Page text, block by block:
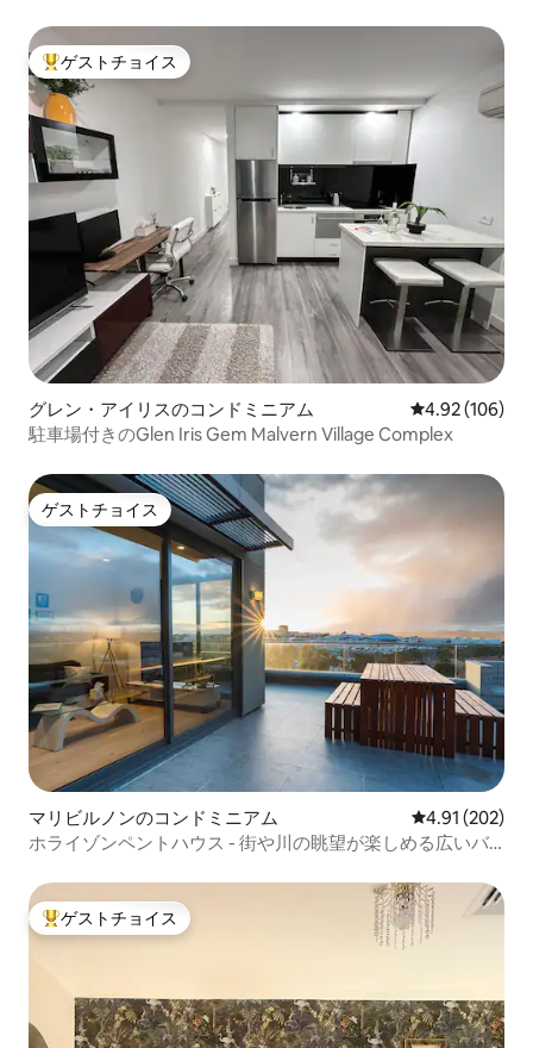
大好評のゲストチョイスです。
ゲストチョイス
グレン・アイリスのコンドミニアム レビュー106
4.92 (106)
駐車場付きのGlen Iris Gem Malvern Village Complex
ゲストチョイス
ゲストチョイス
マリビルノンのコンドミニアム レビュー202
4.91 (202)
ホライゾンペントハウス - 街や川の眺望が楽しめる広いバ
大好評のゲストチョイスです。
ゲストチョイス